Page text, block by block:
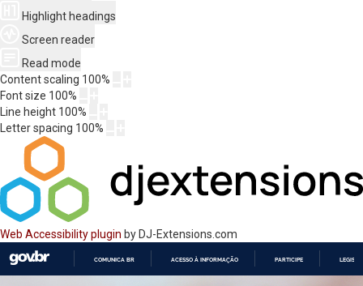
Highlight headings
Screen reader
Read mode
Content scaling 100%
Font size 100%
Line height 100%
Letter spacing 100%
Web Accessibility plugin by DJ-Extensions.com
COMUNICA BR ACESSO À INFORMAÇÃO PARTICIPE